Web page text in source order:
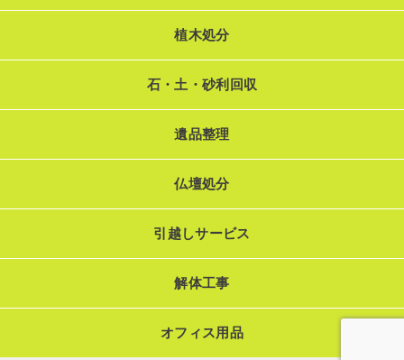
植木処分
石・土・砂利回収
遺品整理
仏壇処分
引越しサービス
解体工事
オフィス用品